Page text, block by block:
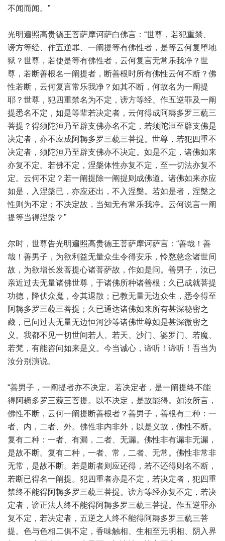
不闻而闻。”
光明遍照高贵德王菩萨摩诃萨白佛言：“世尊，若犯重禁、
谤方等经、作五逆罪、一阐提等有佛性者，是等云何复堕地
狱？世尊，若使是等有佛性者，云何复言无常乐我净？世
尊，若断善根名一阐提者，断善根时所有佛性云何不断？佛
性若断，云何复言常乐我净？如其不断，何故名为一阐提
耶？世尊，犯四重禁名为不定，谤方等经、作五逆罪及一阐
提悉名不定，如是等辈若决定者，云何得成阿耨多罗三藐三
菩提？得须陀洹乃至辟支佛亦名不定，若须陀洹至辟支佛是
决定者，亦不应成阿耨多罗三藐三菩提。世尊，若犯四重不
决定者，须陀洹乃至辟支佛亦不决定。如是不定，诸佛如来
亦复不定。若佛不定，涅槃体性亦复不定，至一切法亦复不
定。云何不定？若一阐提除一阐提则成佛道。诸佛如来亦应
如是，入涅槃已，亦应还出，不入涅槃。若如是者，涅槃之
性则为不定；不决定故，当知无有常乐我净。云何说言一阐
提等当得涅槃？”
尔时，世尊告光明遍照高贵德王菩萨摩诃萨言：“善哉！善
哉！善男子，为欲利益无量众生令得安乐，怜愍慈念诸世间
故，为欲增长发菩提心诸菩萨故，作如是问。善男子，汝已
亲近过去无量诸佛世尊，于诸佛所种诸善根；久已成就菩提
功德，降伏众魔，令其退散；已教无量无边众生，悉令得至
阿耨多罗三藐三菩提；久已通达诸佛如来所有甚深秘密之
藏，已问过去无量无边恒河沙等诸佛世尊如是甚深微密之
义。我都不见一切世间若人、若天、沙门、婆罗门、若魔、
若梵，有能咨问如来是义。今当诚心，谛听！谛听！吾当为
汝分别演说。
“善男子，一阐提者亦不决定。若决定者，是一阐提终不能
得阿耨多罗三藐三菩提。以不决定，是故能得。如汝所言，
佛性不断，云何一阐提断善根者？善男子，善根有二种：一
者、内，二者、外。佛性非内非外，以是义故，佛性不断。
复有二种：一者、有漏，二者、无漏。佛性非有漏非无漏，
是故不断。复有二种，一者、常，二者、无常。佛性非常非
无常，是故不断。若是断者则应还得，若不还得则名不断，
若断已得名一阐提。犯四重者亦是不定，若决定者，犯四重
禁终不能得阿耨多罗三藐三菩提。谤方等经亦复不定，若决
定者，谤正法人终不能得阿耨多罗三藐三菩提。作五逆罪亦
复不定，若决定者，五逆之人终不能得阿耨多罗三藐三菩
提。色与色相二俱不定，香味触相、生相至无明相、阴入界